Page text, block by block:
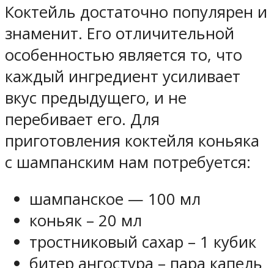
Коктейль достаточно популярен и
знаменит. Его отличительной
особенностью является то, что
каждый ингредиент усиливает
вкус предыдущего, и не
перебивает его. Для
приготовления коктейля коньяка
с шампанским нам потребуется:
шампанское — 100 мл
коньяк – 20 мл
тростниковый сахар – 1 кубик
битер ангостура – пара капель